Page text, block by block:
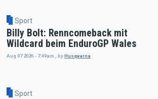
Sport
Billy Bolt: Renncomeback mit
Wildcard beim EnduroGP Wales
Aug 07 2026 - 7:49am , by Husqvarna
Sport